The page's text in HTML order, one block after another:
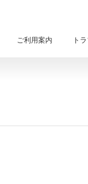
ご利用案内 ト